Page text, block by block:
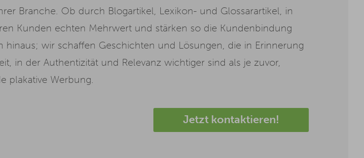
Branche. Ob durch Blogartikel, Lexikon- und Glossarartikel, in
Kunden echten Mehrwert und stärken so die Kundenbindung
hinaus; wir schaffen Geschichten und Lösungen, die in Erinnerung
in der Authentizität und Relevanz wichtiger sind als je zuvor,
plakative Werbung.
Jetzt kontaktieren!